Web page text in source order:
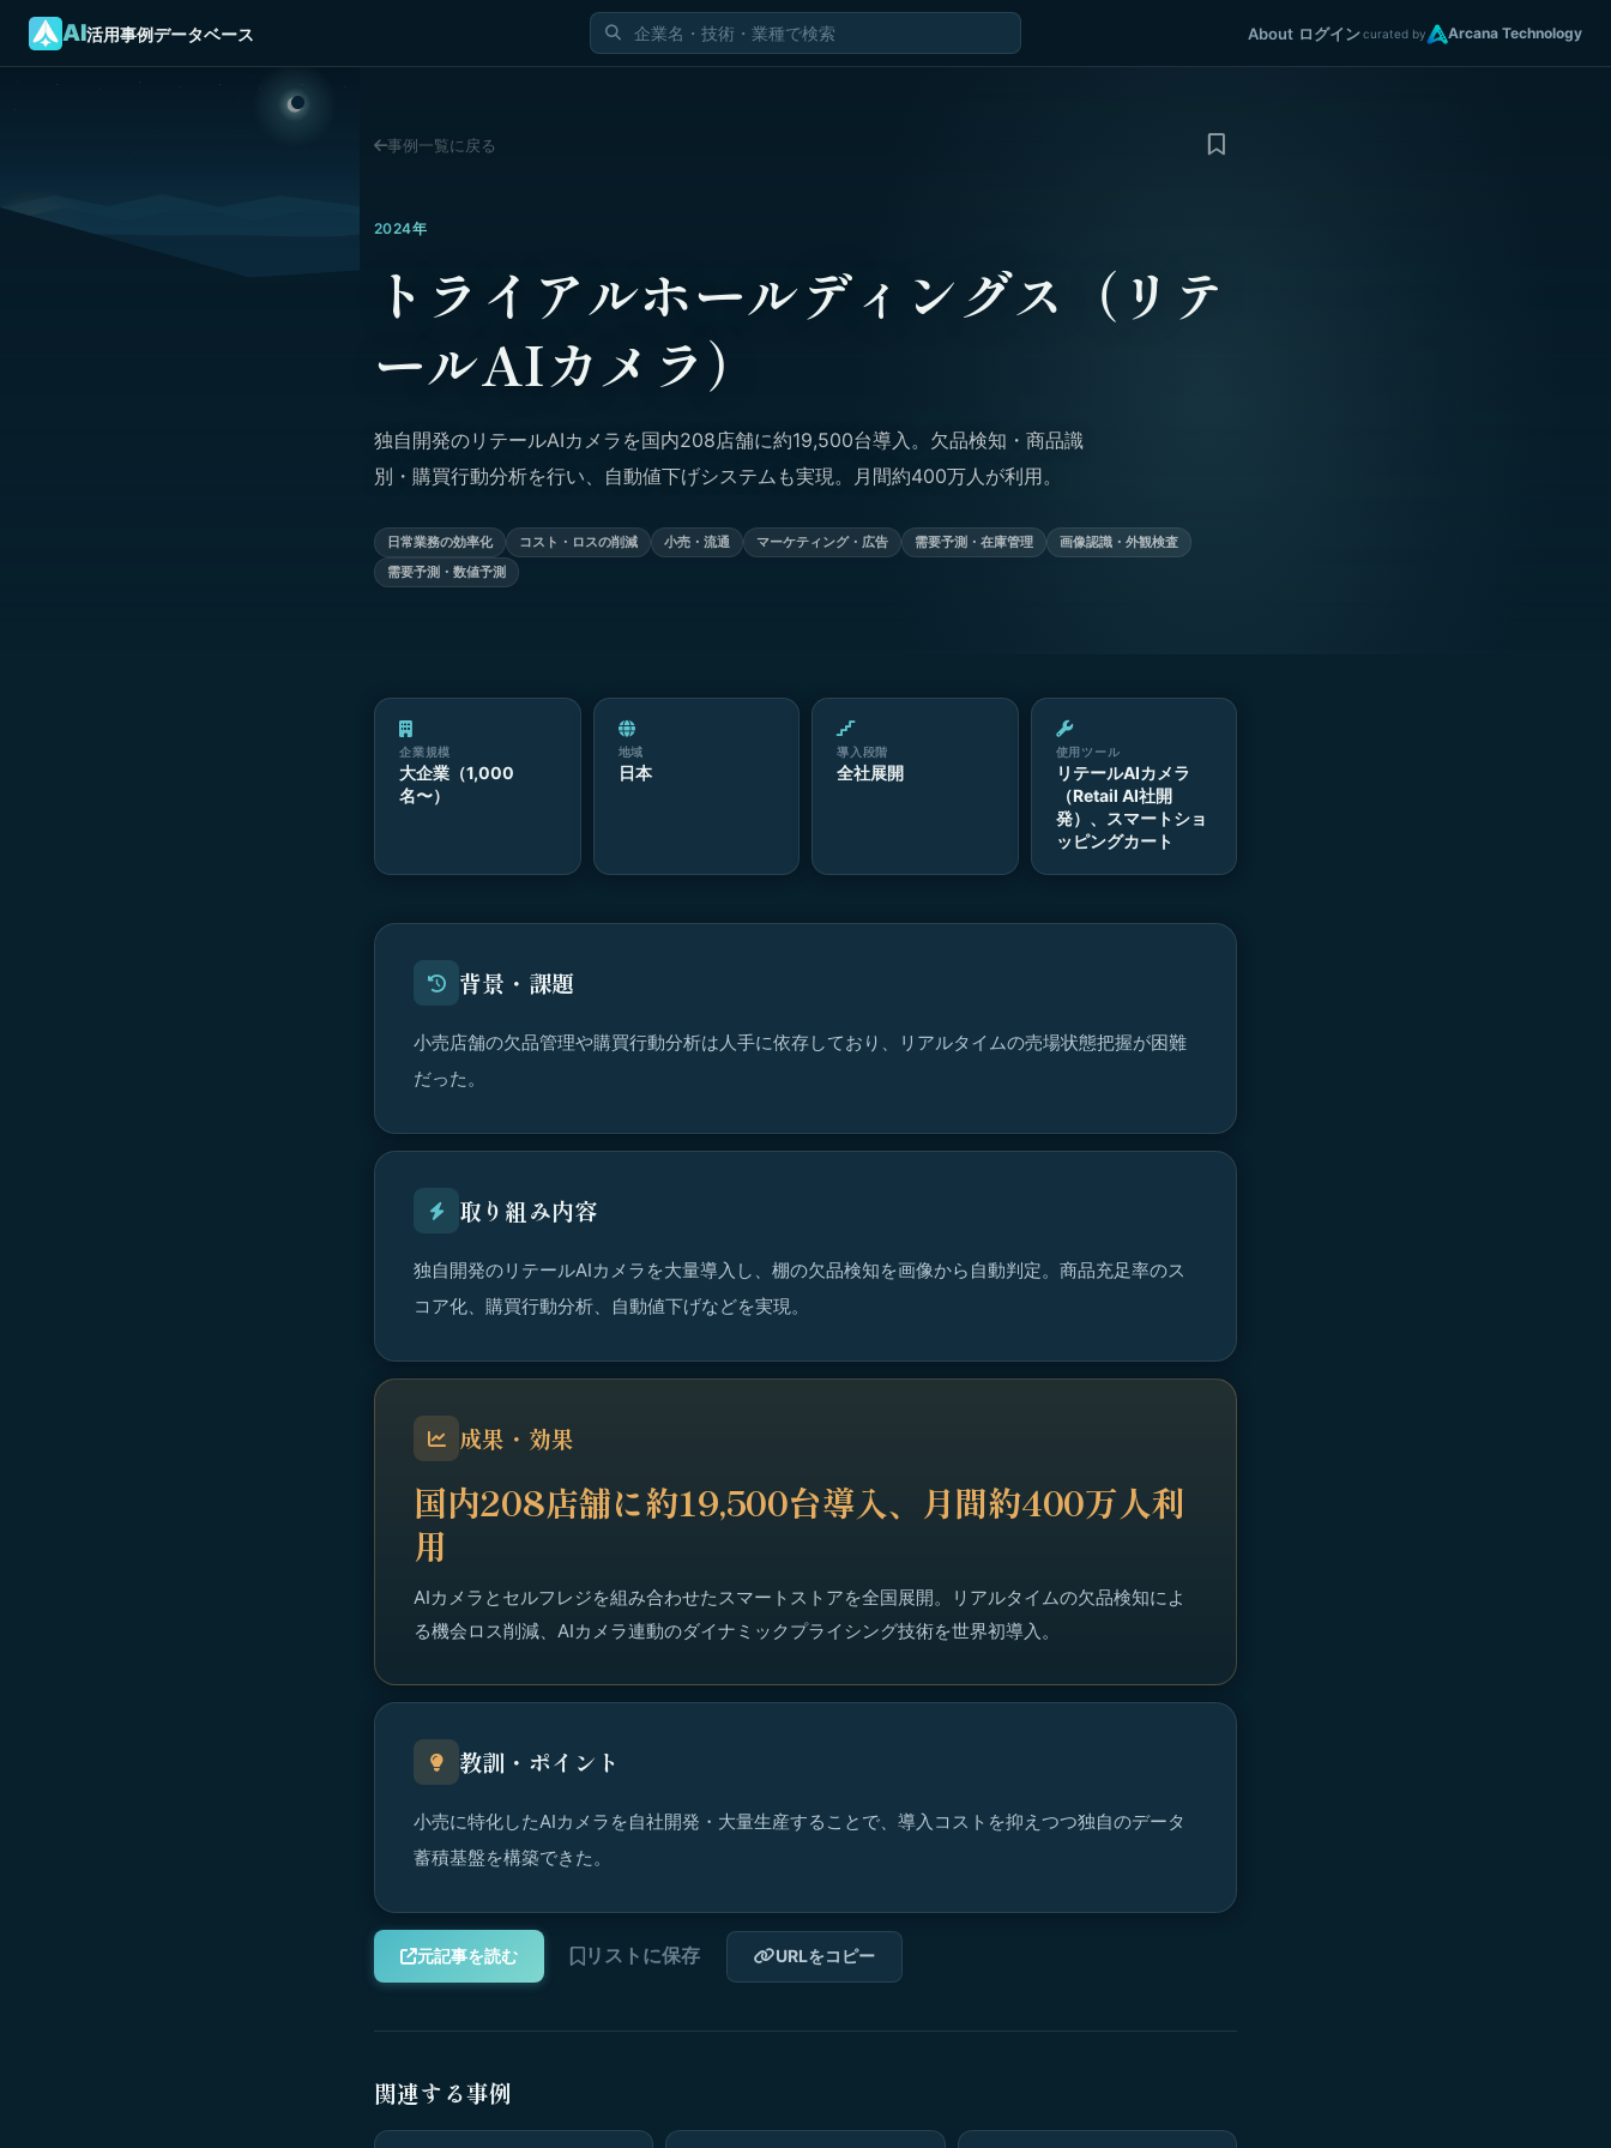
AI活用事例データベース About ログインcurated by Arcana Technology
事例一覧に戻る
2024年
トライアルホールディングス（リテ
ールAIカメラ）
独自開発のリテールAIカメラを国内208店舗に約19,500台導入。欠品検知・商品識
別・購買行動分析を行い、自動値下げシステムも実現。月間約400万人が利用。
日常業務の効率化 コスト・ロスの削減 小売・流通 マーケティング・広告 需要予測・在庫管理
画像認識・外観検査
需要予測・数値予測
企業規模
大企業（1,000
名〜）
地域
日本
導入段階
全社展開
使用ツール
リテールAIカメラ
（Retail AI社開
発）、スマートショ
ッピングカート
背景・課題
小売店舗の欠品管理や購買行動分析は人手に依存しており、リアルタイムの売場状態把握が困難
だった。
取り組み内容
独自開発のリテールAIカメラを大量導入し、棚の欠品検知を画像から自動判定。商品充足率のス
コア化、購買行動分析、自動値下げなどを実現。
成果・効果
国内208店舗に約19,500台導入、月間約400万人利
用
AIカメラとセルフレジを組み合わせたスマートストアを全国展開。リアルタイムの欠品検知によ
る機会ロス削減、AIカメラ連動のダイナミックプライシング技術を世界初導入。
教訓・ポイント
小売に特化したAIカメラを自社開発・大量生産することで、導入コストを抑えつつ独自のデータ
蓄積基盤を構築できた。
元記事を読む リストに保存 URLをコピー
関連する事例